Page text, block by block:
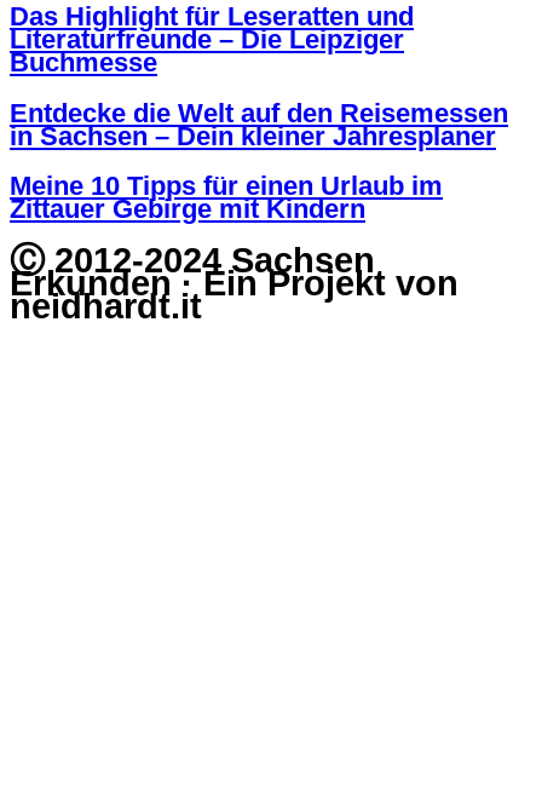
Das Highlight für Leseratten und
Literaturfreunde – Die Leipziger
Buchmesse
Entdecke die Welt auf den Reisemessen
in Sachsen – Dein kleiner Jahresplaner
Meine 10 Tipps für einen Urlaub im
Zittauer Gebirge mit Kindern
Ⓒ 2012-2024 Sachsen
Erkunden · Ein Projekt von
neidhardt.it